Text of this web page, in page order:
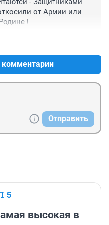
- Защитниками
от Армии или
!
комментарии
Отправить
5
высокая в